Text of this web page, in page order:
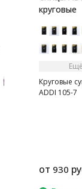
круговые
Круговые
ADDI 105-7
от 930